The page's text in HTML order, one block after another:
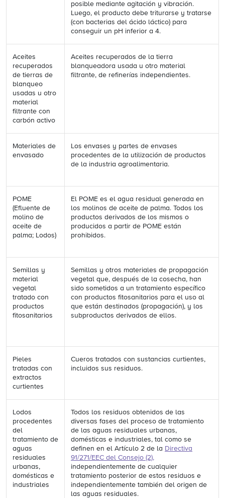
posible mediante agitación y vibración.
Luego, el producto debe triturarse y tratarse
(con bacterias del ácido láctico) para
conseguir un pH inferior a 4.
Aceites
recuperados
de tierras de
blanqueo
usadas u otro
material
filtrante con
carbón activo
Aceites recuperados de la tierra
blanqueadora usada u otro material
filtrante, de refinerías independientes.
Materiales de
envasado
Los envases y partes de envases
procedentes de la utilización de productos
de la industria agroalimentaria.
POME
(Efluente de
molino de
aceite de
palma; Lodos)
El POME es el agua residual generada en
los molinos de aceite de palma. Todos los
productos derivados de los mismos o
producidos a partir de POME están
prohibidos.
Semillas y
material
vegetal
tratado con
productos
fitosanitarios
Semillas y otros materiales de propagación
vegetal que, después de la cosecha, han
sido sometidos a un tratamiento específico
con productos fitosanitarios para el uso al
que están destinados (propagación), y los
subproductos derivados de ellos.
Pieles
tratadas con
extractos
curtientes
Cueros tratados con sustancias curtientes,
incluidos sus residuos.
Lodos
procedentes
del
tratamiento de
aguas
residuales
urbanas,
domésticas e
industriales
Todos los residuos obtenidos de las
diversas fases del proceso de tratamiento
de las aguas residuales urbanas,
domésticas e industriales, tal como se
definen en el Artículo 2 de la Directiva
91/271/EEC del Consejo (2),
independientemente de cualquier
tratamiento posterior de estos residuos e
independientemente también del origen de
las aguas residuales.